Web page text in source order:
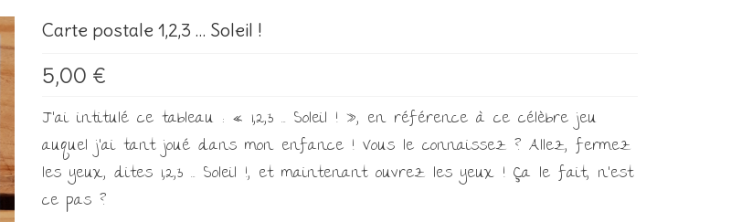
Carte postale 1,2,3 … Soleil !
5,00 €
J’ai intitulé ce tableau : « 1,2,3 … Soleil ! », en référence à ce célèbre jeu
auquel j’ai tant joué dans mon enfance ! Vous le connaissez ? Allez, fermez
les yeux, dites 1,2,3 … Soleil !, et maintenant ouvrez les yeux ! Ça le fait, n’est
ce pas ?